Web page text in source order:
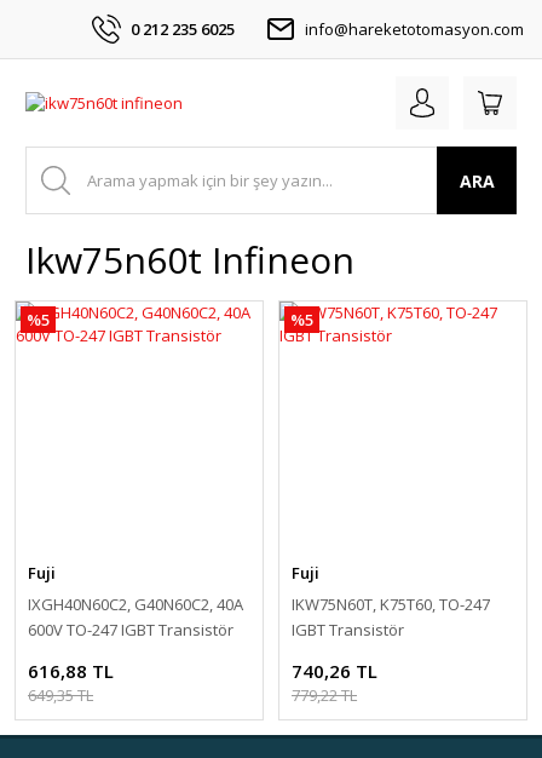
0 212 235 6025 info@hareketotomasyon.com
ARA
Ikw75n60t Infineon
%5
Fuji
IXGH40N60C2, G40N60C2, 40A
600V TO-247 IGBT Transistör
616,88 TL
649,35 TL
%5
Fuji
IKW75N60T, K75T60, TO-247
IGBT Transistör
740,26 TL
779,22 TL